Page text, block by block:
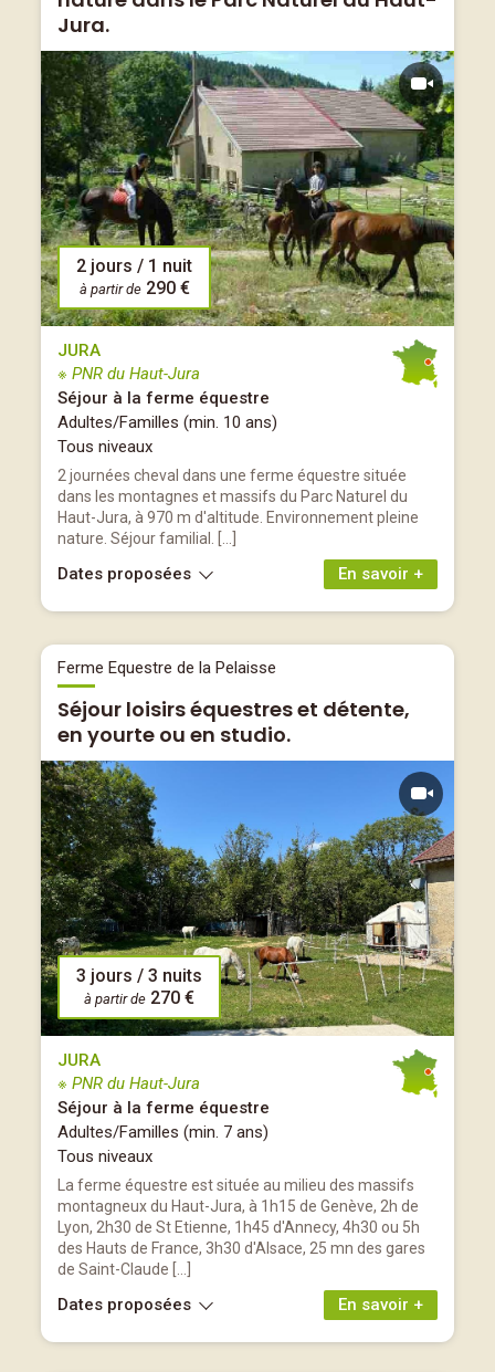
Jura.
2 jours / 1 nuit
à partir de 290 €
JURA
※ PNR du Haut-Jura
Séjour à la ferme équestre
Adultes/Familles (min. 10 ans)
Tous niveaux
2 journées cheval dans une ferme équestre située
dans les montagnes et massifs du Parc Naturel du
Haut-Jura, à 970 m d'altitude. Environnement pleine
nature. Séjour familial. […]
En savoir +
Dates proposées
Ferme Equestre de la Pelaisse
Séjour loisirs équestres et détente,
en yourte ou en studio.
3 jours / 3 nuits
à partir de 270 €
JURA
※ PNR du Haut-Jura
Séjour à la ferme équestre
Adultes/Familles (min. 7 ans)
Tous niveaux
La ferme équestre est située au milieu des massifs
montagneux du Haut-Jura, à 1h15 de Genève, 2h de
Lyon, 2h30 de St Etienne, 1h45 d'Annecy, 4h30 ou 5h
des Hauts de France, 3h30 d'Alsace, 25 mn des gares
de Saint-Claude […]
En savoir +
Dates proposées